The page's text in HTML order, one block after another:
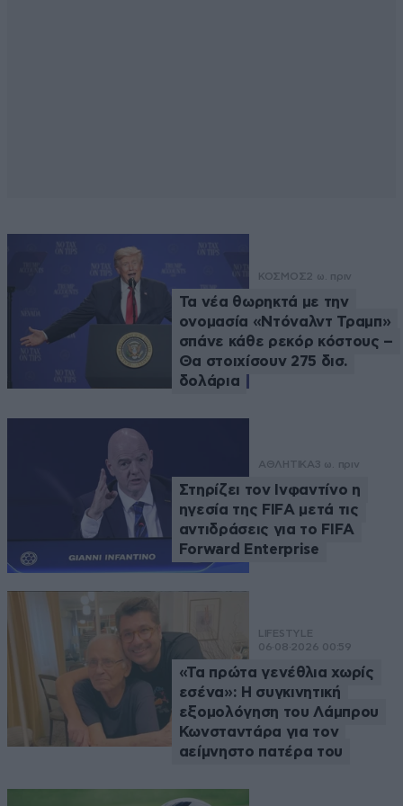
ΚΟΣΜΟΣ2 ω. πριν
Τα νέα θωρηκτά με την
ονομασία «Ντόναλντ Τραμπ»
σπάνε κάθε ρεκόρ κόστους –
Θα στοιχίσουν 275 δισ.
δολάρια
ΑΘΛΗΤΙΚΑ3 ω. πριν
Στηρίζει τον Ινφαντίνο η
ηγεσία της FIFA μετά τις
αντιδράσεις για το FIFA
Forward Enterprise
LIFESTYLE
06·08·2026 00:59
«Τα πρώτα γενέθλια χωρίς
εσένα»: Η συγκινητική
εξομολόγηση του Λάμπρου
Κωνσταντάρα για τον
αείμνηστο πατέρα του